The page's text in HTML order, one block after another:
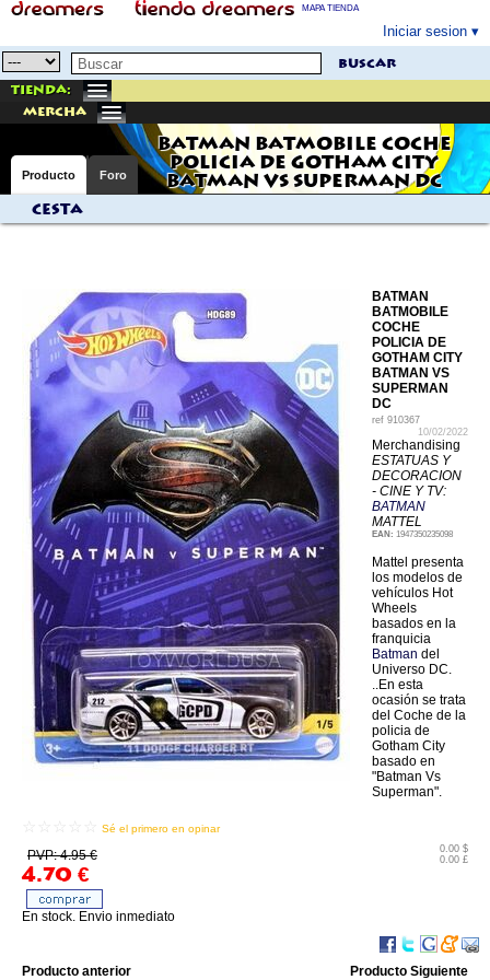
MAPA TIENDA
Iniciar sesion
buscar
Tienda:
mercha
BATMAN BATMOBILE COCHE
POLICIA DE GOTHAM CITY
BATMAN VS SUPERMAN DC
Producto Foro
Cesta
BATMAN
BATMOBILE
COCHE
POLICIA DE
GOTHAM CITY
BATMAN VS
SUPERMAN
DC
ref 910367
10/02/2022
Merchandising
ESTATUAS Y
DECORACION
- CINE Y TV:
BATMAN
MATTEL
EAN: 1947350235098
Mattel presenta
los modelos de
vehículos Hot
Wheels
basados en la
franquicia
Batman del
Universo DC.
..En esta
ocasión se trata
del Coche de la
policia de
Gotham City
basado en
"Batman Vs
Superman".
Sé el primero en opinar
PVP: 4.95 €
4.70 €
0.00 $
0.00 £
En stock. Envio inmediato
Producto anterior
Producto Siguiente